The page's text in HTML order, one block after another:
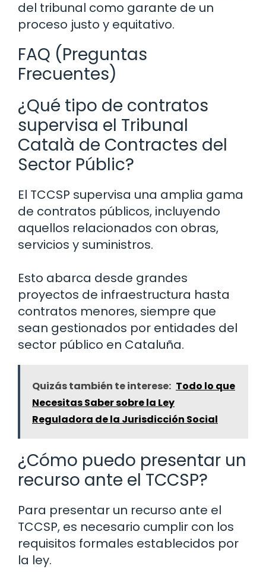
del tribunal como garante de un
proceso justo y equitativo.
FAQ (Preguntas
Frecuentes)
¿Qué tipo de contratos
supervisa el Tribunal
Català de Contractes del
Sector Públic?
El TCCSP supervisa una amplia gama
de contratos públicos, incluyendo
aquellos relacionados con obras,
servicios y suministros.
Esto abarca desde grandes
proyectos de infraestructura hasta
contratos menores, siempre que
sean gestionados por entidades del
sector público en Cataluña.
Quizás también te interese: Todo lo que
Necesitas Saber sobre la Ley
Reguladora de la Jurisdicción Social
¿Cómo puedo presentar un
recurso ante el TCCSP?
Para presentar un recurso ante el
TCCSP, es necesario cumplir con los
requisitos formales establecidos por
la ley.